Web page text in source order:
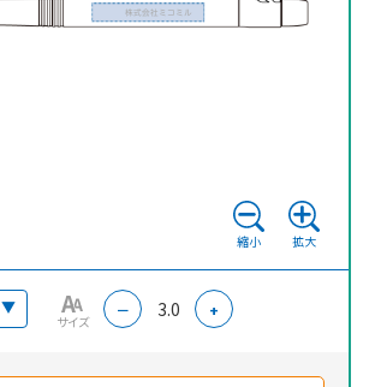
縮小 拡大
▲
サイズ
－ 3.0 +